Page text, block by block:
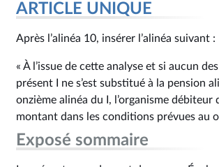
ARTICLE UNIQUE
Après l’alinéa 10, insérer l’alinéa suivant :
« À l’issue de cette analyse et si aucun
présent I ne s’est substitué à la pension
onzième alinéa du I, l’organisme
montant dans les conditions prévues au
Exposé sommaire